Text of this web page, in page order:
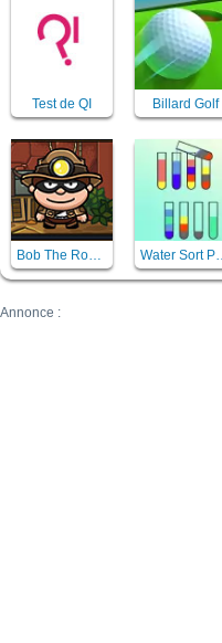
Test de QI Billard Golf
Bob The Robber 5 Temple Adventure